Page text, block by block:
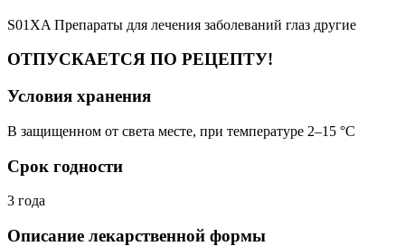
S01XA Препараты для лечения заболеваний глаз другие
ОТПУСКАЕТСЯ ПО РЕЦЕПТУ!
Условия хранения
В защищенном от света месте, при температуре 2–15 °C
Срок годности
3 года
Описание лекарственной формы